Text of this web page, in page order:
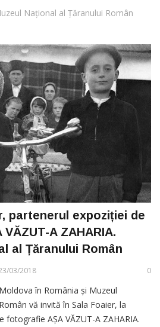
Național al Țăranului Român
partenerul expoziției de
A ZAHARIA.
al Țăranului Român
03/2018 0
în România și Muzeul
vă invită în Sala Foaier, la
fotografie AȘA VĂZUT-A ZAHARIA.